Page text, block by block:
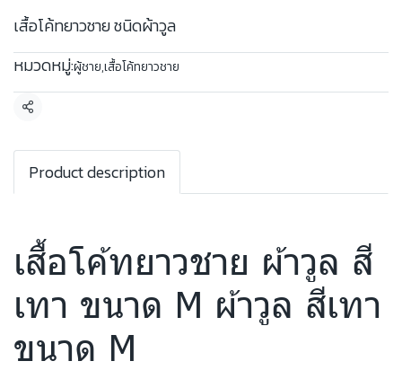
เสื้อโค้ทยาวชาย ชนิดผ้าวูล
หมวดหมู่:ผู้ชาย,เสื้อโค้ทยาวชาย
แชร์
Product description
เสื้อโค้ทยาวชาย ผ้าวูล สี
เทา ขนาด M ผ้าวูล สีเทา
ขนาด M